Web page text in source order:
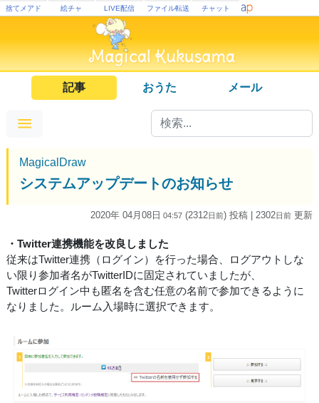
捨てメアド 絵チャ LIVE配信 ファイル転送 チャット
記事 おうた メール
MagicalDraw
システムアップデートのお知らせ
2020年 04月08日 04:57 (2312日前) 投稿 | 2302日前 更新
・Twitter連携機能を改良しました
従来はTwitter連携（ログイン）を行った場合、ログアウトしな
い限り参加者名がTwitterIDに固定されていましたが、
Twitterログイン中も匿名を含む任意の名前で参加できるように
なりました。ルーム入場時に選択できます。